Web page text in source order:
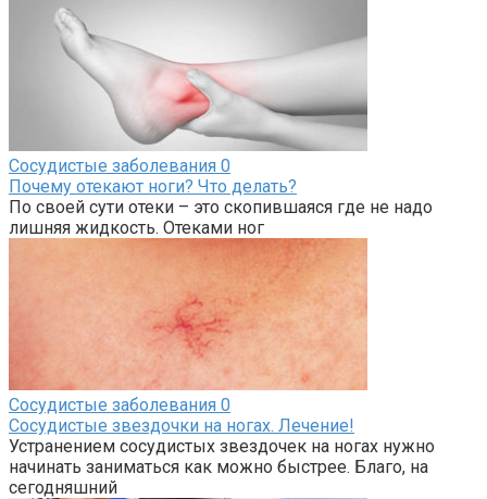
Сосудистые заболевания 0
Почему отекают ноги? Что делать?
По своей сути отеки – это скопившаяся где не надо
лишняя жидкость. Отеками ног
Сосудистые заболевания 0
Сосудистые звездочки на ногах. Лечение!
Устранением сосудистых звездочек на ногах нужно
начинать заниматься как можно быстрее. Благо, на
сегодняшний